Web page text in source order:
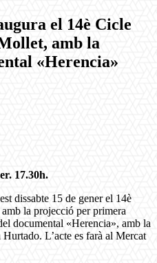
el 14è Cicle
amb la
«Herencia»
17.30h.
dissabte 15 de gener el 14è
la projecció per primera
documental «Herencia», amb la
L’acte es farà al Mercat